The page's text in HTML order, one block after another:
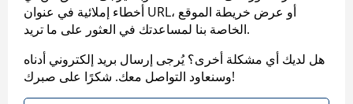
أخطاء إملائية في عنوان URL، أو عرض خريطة الموقع
الخاصة بنا لمساعدتك في العثور على ما تريد.
هل لديك أي مشكلة أخرى؟ يُرجى إرسال بريد إلكتروني أدناه
وسنعاود التواصل معك. شكرًا على صبرك!